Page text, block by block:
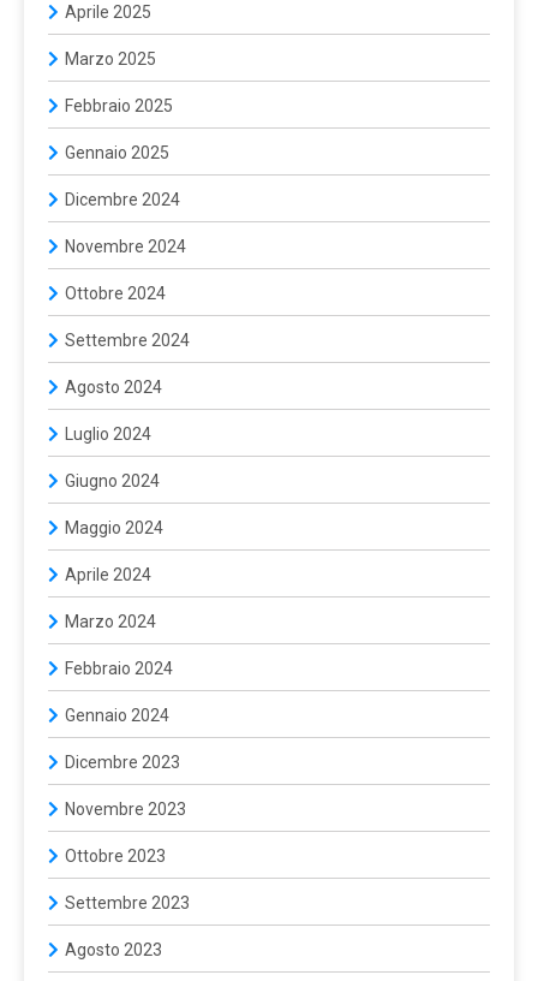
Aprile 2025
Marzo 2025
Febbraio 2025
Gennaio 2025
Dicembre 2024
Novembre 2024
Ottobre 2024
Settembre 2024
Agosto 2024
Luglio 2024
Giugno 2024
Maggio 2024
Aprile 2024
Marzo 2024
Febbraio 2024
Gennaio 2024
Dicembre 2023
Novembre 2023
Ottobre 2023
Settembre 2023
Agosto 2023